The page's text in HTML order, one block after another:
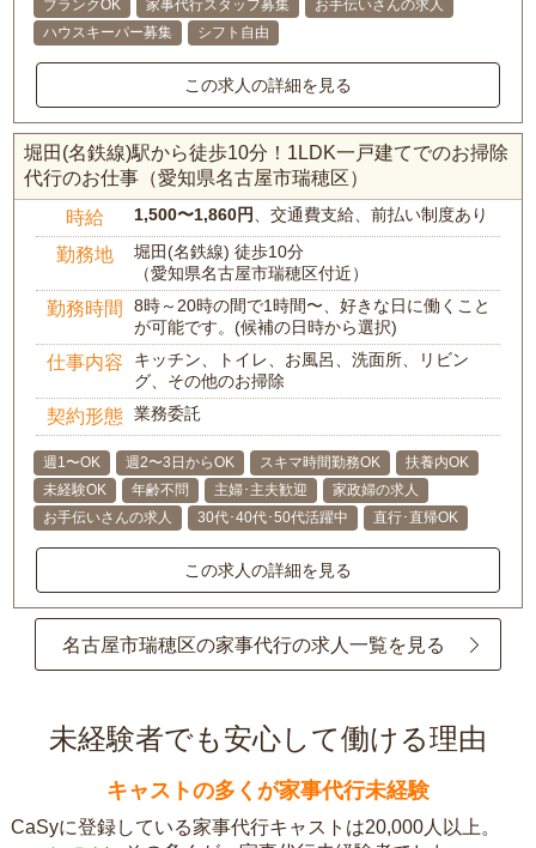
ブランクOK
家事代行スタッフ募集
お手伝いさんの求人
ハウスキーパー募集
シフト自由
この求人の詳細を見る
堀田(名鉄線)駅から徒歩10分！1LDK一戸建てでのお掃除
代行のお仕事（愛知県名古屋市瑞穂区）
時給 1,500〜1,860円 、交通費支給、前払い制度あり
勤務地
堀田(名鉄線) 徒歩10分
（愛知県名古屋市瑞穂区付近）
勤務時間
8時～20時の間で1時間〜、好きな日に働くこと
が可能です。(候補の日時から選択)
仕事内容
キッチン、トイレ、お風呂、洗面所、リビン
グ、その他のお掃除
契約形態 業務委託
週1〜OK 週2〜3日からOK スキマ時間勤務OK
扶養内OK
未経験OK
年齢不問 主婦･主夫歓迎
家政婦の求人
お手伝いさんの求人
30代･40代･50代活躍中 直行･直帰OK
この求人の詳細を見る
名古屋市瑞穂区の家事代行の求人一覧を見る
未経験者でも安心して働ける理由
キャストの多くが家事代行未経験
CaSyに登録している家事代行キャストは20,000人以上。